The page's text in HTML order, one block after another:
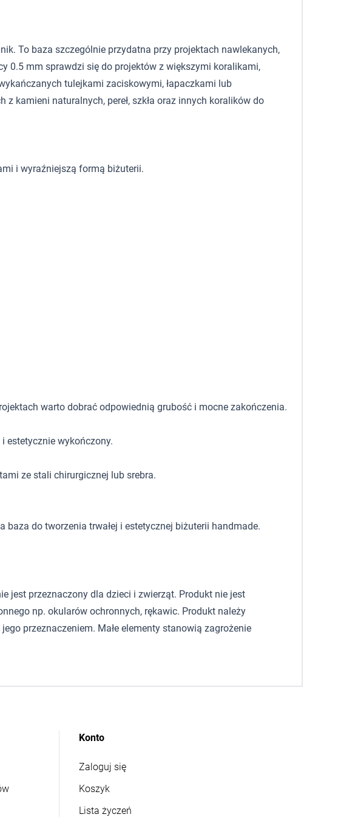
To baza szczególnie przydatna przy projektach nawlekanych,
0.5 mm sprawdzi się do projektów z większymi koralikami,
tulejkami zaciskowymi, łapaczkami lub
kamieni naturalnych, pereł, szkła oraz innych koralików do
i wyraźniejszą formą biżuterii.
warto dobrać odpowiednią grubość i mocne zakończenia.
estetycznie wykończony.
ze stali chirurgicznej lub srebra.
do tworzenia trwałej i estetycznej biżuterii handmade.
jest przeznaczony dla dzieci i zwierząt. Produkt nie jest
np. okularów ochronnych, rękawic. Produkt należy
przeznaczeniem. Małe elementy stanowią zagrożenie
Konto
Zaloguj się
Koszyk
Lista życzeń